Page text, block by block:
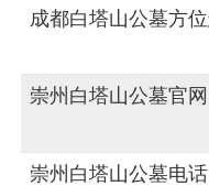
成都白塔山公墓方
崇州白塔山公墓官网
崇州白塔山公墓电话